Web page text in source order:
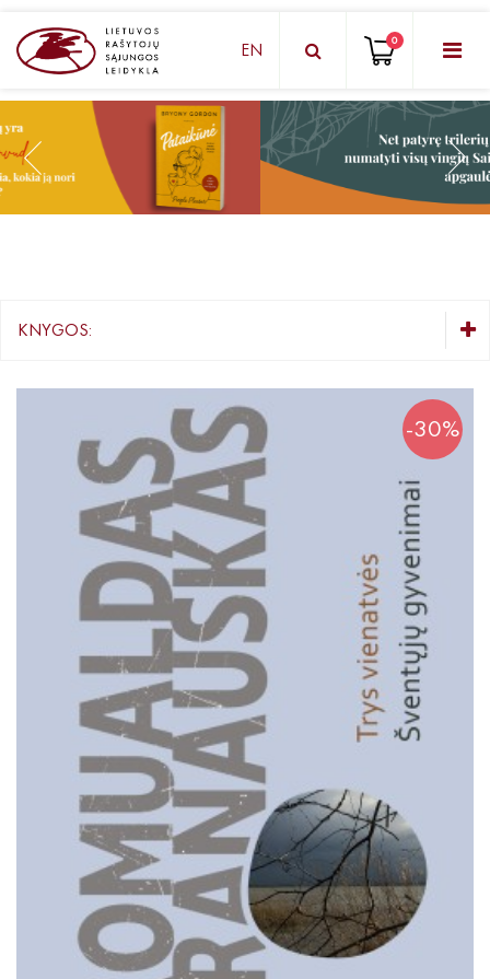
KNYGŲ DĖŽUTĖ - STAIGMENA
Grožinė literatūra
Knygos su autografais
KNYGOS PIGIAU
Išparduota
EN 0
KNYGOS:
Grožinė literatūra
Lietuvių autorių literatūra
Užsienio autorių literatūra
Trileriai, detektyvai
Klasika
Apsakymai, novelės
Poezija, pjesės
Esė
Pirmoji knyga (PK)
Lietuvių literatūros lobynas. XX amžius
Knygos vaikams ir paaugliams
Negrožinė literatūra
Audioknygos
Knygos su autografais
KNYGOS PIGIAU
Išparduota
-30%